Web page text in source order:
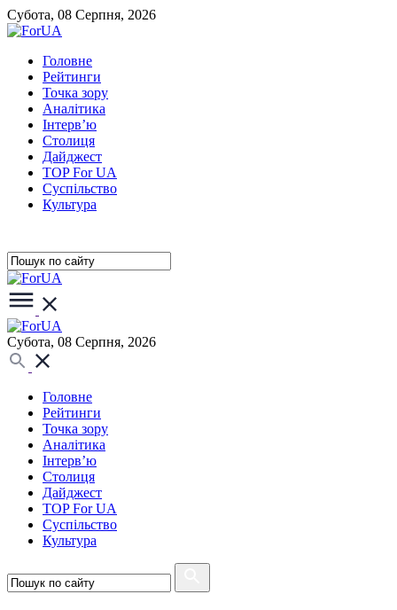
Субота, 08 Серпня, 2026
Головне
Рейтинги
Точка зору
Аналітика
Інтерв’ю
Столиця
Дайджест
TOP For UA
Суспiльство
Культура
Субота, 08 Серпня, 2026
Головне
Рейтинги
Точка зору
Аналітика
Інтерв’ю
Столиця
Дайджест
TOP For UA
Суспiльство
Культура